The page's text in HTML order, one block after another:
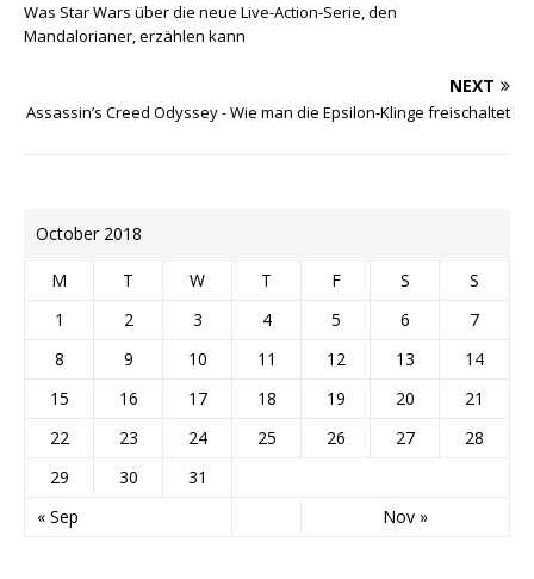
Was Star Wars über die neue Live-Action-Serie, den
Mandalorianer, erzählen kann
NEXT
Assassin’s Creed Odyssey - Wie man die Epsilon-Klinge freischaltet
October 2018
M T W T F S S
« Sep Nov »
1 2 3 4 5 6
7
8
9 10 11 12 13
14
15
16 17 18 19 20
21
22
23 24 25 26 27
28
29
30 31